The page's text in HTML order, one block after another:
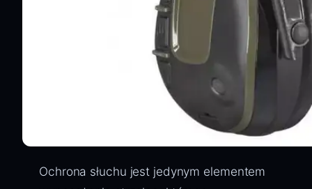
Ochrona słuchu jest jedynym elementem